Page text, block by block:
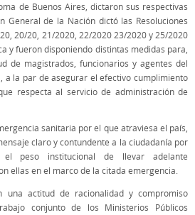
de Buenos Aires, dictaron sus respectivas
General de la Nación dictó las Resoluciones
20/20, 21/2020, 22/2020 23/2020 y 25/2020
y fueron disponiendo distintas medidas para,
de magistrados, funcionarios y agentes del
a la par de asegurar el efectivo cumplimiento
respecta al servicio de administración de
sanitaria por el que atraviesa el país,
claro y contundente a la ciudadanía por
peso institucional de llevar adelante
ellas en el marco de la citada emergencia.
una actitud de racionalidad y compromiso
conjunto de los Ministerios Públicos